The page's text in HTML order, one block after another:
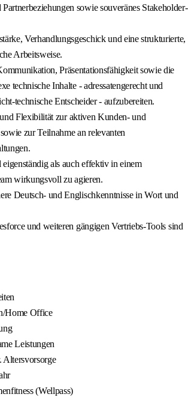
sowie souveränes Stakeholder-
Verhandlungsgeschick und eine strukturierte,
Arbeitsweise.
Präsentationsfähigkeit sowie die
technische Inhalte - adressatengerecht und
technische Entscheider - aufzubereiten.
Flexibilität zur aktiven Kunden- und
zur Teilnahme an relevanten
als auch effektiv in einem
wirkungsvoll zu agieren.
Deutsch- und Englischkenntnisse in Wort und
und weiteren gängigen Vertriebs-Tools sind
Home Office
Leistungen
Altersvorsorge
(Wellpass)